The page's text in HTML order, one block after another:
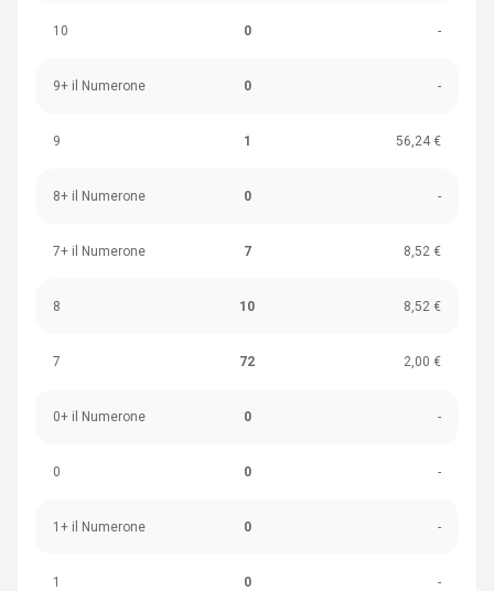
10 0 -
9+ il Numerone 0 -
9 1 56,24 €
8+ il Numerone 0 -
7+ il Numerone 7 8,52 €
8 10 8,52 €
7 72 2,00 €
0+ il Numerone 0 -
0 0 -
1+ il Numerone 0 -
1 0 -